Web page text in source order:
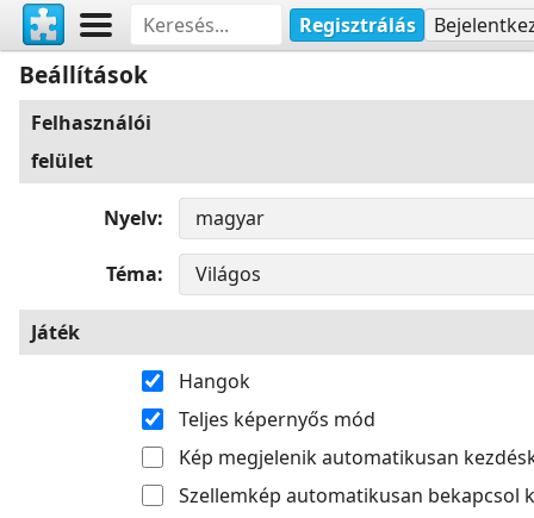
Regisztrálás
Beállítások
Felhasználói
felület
Nyelv
Téma
Játék
Hangok
Teljes képernyős mód
Kép megjelenik automatikusan
Szellemkép automatikusan bekapcsol